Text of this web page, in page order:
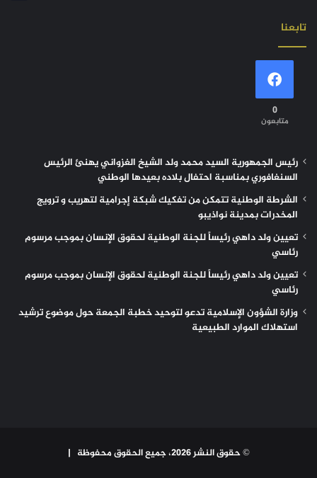
تابعنا
0
متابعون
رئيس الجمهورية السيد محمد ولد الشيخ الغزواني يهنئ الرئيس
السنغافوري بمناسبة احتفال بلاده بعيدها الوطني
الشرطة الوطنية تتمكن من تفكيك شبكة إجرامية لتهريب و ترويج
المخدرات بمدينة نواذيبو
تعيين ولد داهي رئيساً للجنة الوطنية لحقوق الإنسان بموجب مرسوم
رئاسي
تعيين ولد داهي رئيساً للجنة الوطنية لحقوق الإنسان بموجب مرسوم
رئاسي
وزارة الشؤون الإسلامية تدعو لتوحيد خطبة الجمعة حول موضوع ترشيد
استهلاك الموارد الطبيعية
© حقوق النشر 2026، جميع الحقوق محفوظة |